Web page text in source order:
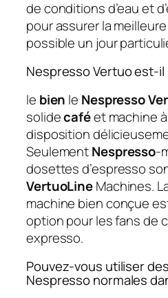
de conditions d’eau et
pour assurer la
possible un jour
Nespresso Vertuo est-il
le bien le Nespresso
solidecaféet machine
disposition
SeulementNespresso-
dosettes d’espresso
VertuoLineMachines.
machine bien conçue
option pour les fans de
expresso.
Pouvez-vous utiliser
Nespresso normales